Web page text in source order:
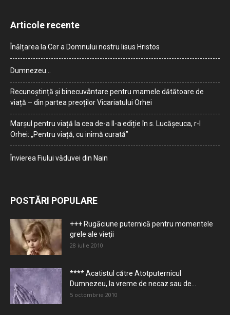
Articole recente
Înălțarea la Cer a Domnului nostru Iisus Hristos
Dumnezeu…
Recunoștință și binecuvântare pentru mamele dătătoare de
viață – din partea preoților Vicariatului Orhei
Marșul pentru viață la cea de-a II-a ediție în s. Lucășeuca, r-l
Orhei: „Pentru viață, cu inimă curată”
Învierea Fiului văduvei din Nain
POSTĂRI POPULARE
+++ Rugăciune puternică pentru momentele
grele ale vieţii
28 iulie 2010
**** Acatistul către Atotputernicul
Dumnezeu, la vreme de necaz sau de...
5 octombrie 2010